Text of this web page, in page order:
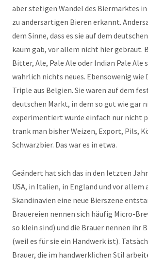
aber stetigen Wandel des Biermarktes
zu andersartigen Bieren erkannt.
dem Sinne, dass es sie auf dem
kaum gab, vor allem nicht hier gebraut.
Bitter, Ale, Pale Ale oder Indian Pale Ale
wahrlich nichts neues. Ebensowenig wie
Triple aus Belgien. Sie waren auf dem
deutschen Markt, in dem so gut wie gar
experimentiert wurde einfach nur nicht
trank man bisher Weizen, Export, Pils,
Schwarzbier. Das war es in etwa.
Geändert hat sich das in den letzten
USA, in Italien, in England und vor allem
Skandinavien eine neue Bierszene
Brauereien nennen sich häufig Micro-
so klein sind) und die Brauer nennen ihr
(weil es für sie ein Handwerk ist).
Brauer, die im handwerklichen Stil